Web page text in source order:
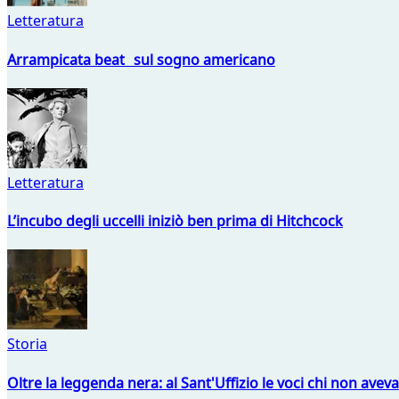
Letteratura
Arrampicata beat sul sogno americano
Letteratura
L’incubo degli uccelli iniziò ben prima di Hitchcock
Storia
Oltre la leggenda nera: al Sant'Uffizio le voci chi non